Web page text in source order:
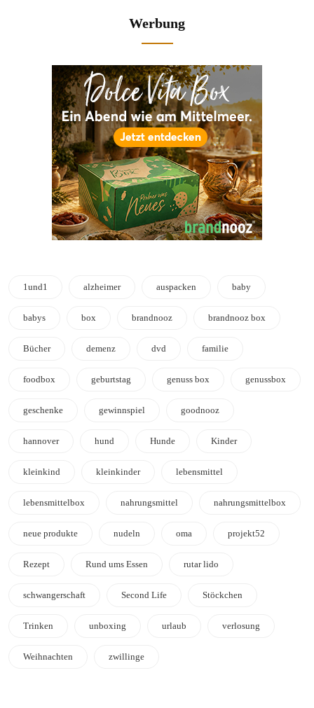
Werbung
1und1 alzheimer auspacken baby
babys box brandnooz brandnooz box
Bücher demenz dvd familie
foodbox geburtstag genuss box genussbox
geschenke gewinnspiel goodnooz
hannover hund Hunde Kinder
kleinkind kleinkinder lebensmittel
lebensmittelbox nahrungsmittel nahrungsmittelbox
neue produkte nudeln oma projekt52
Rezept Rund ums Essen rutar lido
schwangerschaft Second Life Stöckchen
Trinken unboxing urlaub verlosung
Weihnachten zwillinge